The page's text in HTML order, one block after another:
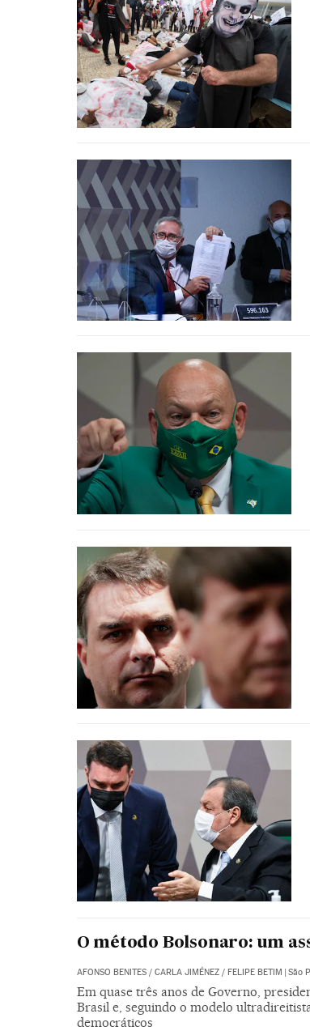
O método Bolsonaro: um
AFONSO BENITES/ CARLA JIMÉNEZ/ FELIPE BETIM | São
Em quase três anos de Governo,
Brasil e, seguindo o modelo
democráticos